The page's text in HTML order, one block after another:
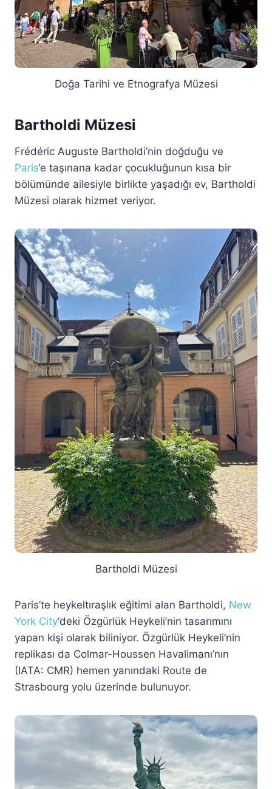
Doğa Tarihi ve Etnografya Müzesi
Bartholdi Müzesi
Frédéric Auguste Bartholdi’nin doğduğu ve
Paris‘e taşınana kadar çocukluğunun kısa bir
bölümünde ailesiyle birlikte yaşadığı ev, Bartholdi
Müzesi olarak hizmet veriyor.
Bartholdi Müzesi
Paris’te heykeltıraşlık eğitimi alan Bartholdi, New
York City‘deki Özgürlük Heykeli’nin tasarımını
yapan kişi olarak biliniyor. Özgürlük Heykeli’nin
replikası da Colmar-Houssen Havalimanı’nın
(IATA: CMR) hemen yanındaki Route de
Strasbourg yolu üzerinde bulunuyor.